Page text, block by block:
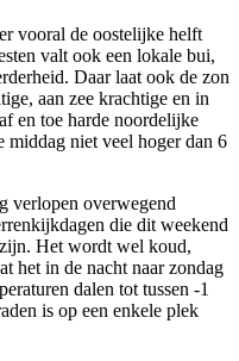
vooral de oostelijke helft
valt ook een lokale bui,
Daar laat ook de zon
aan zee krachtige en in
en toe harde noordelijke
middag niet veel hoger dan 6
verlopen overwegend
die dit weekend
Het wordt wel koud,
het in de nacht naar zondag
dalen tot tussen -1
is op een enkele plek